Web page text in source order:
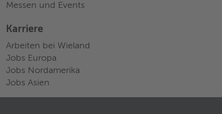
Messen und Events
Karriere
Arbeiten bei Wieland
Jobs Europa
Jobs Nordamerika
Jobs Asien